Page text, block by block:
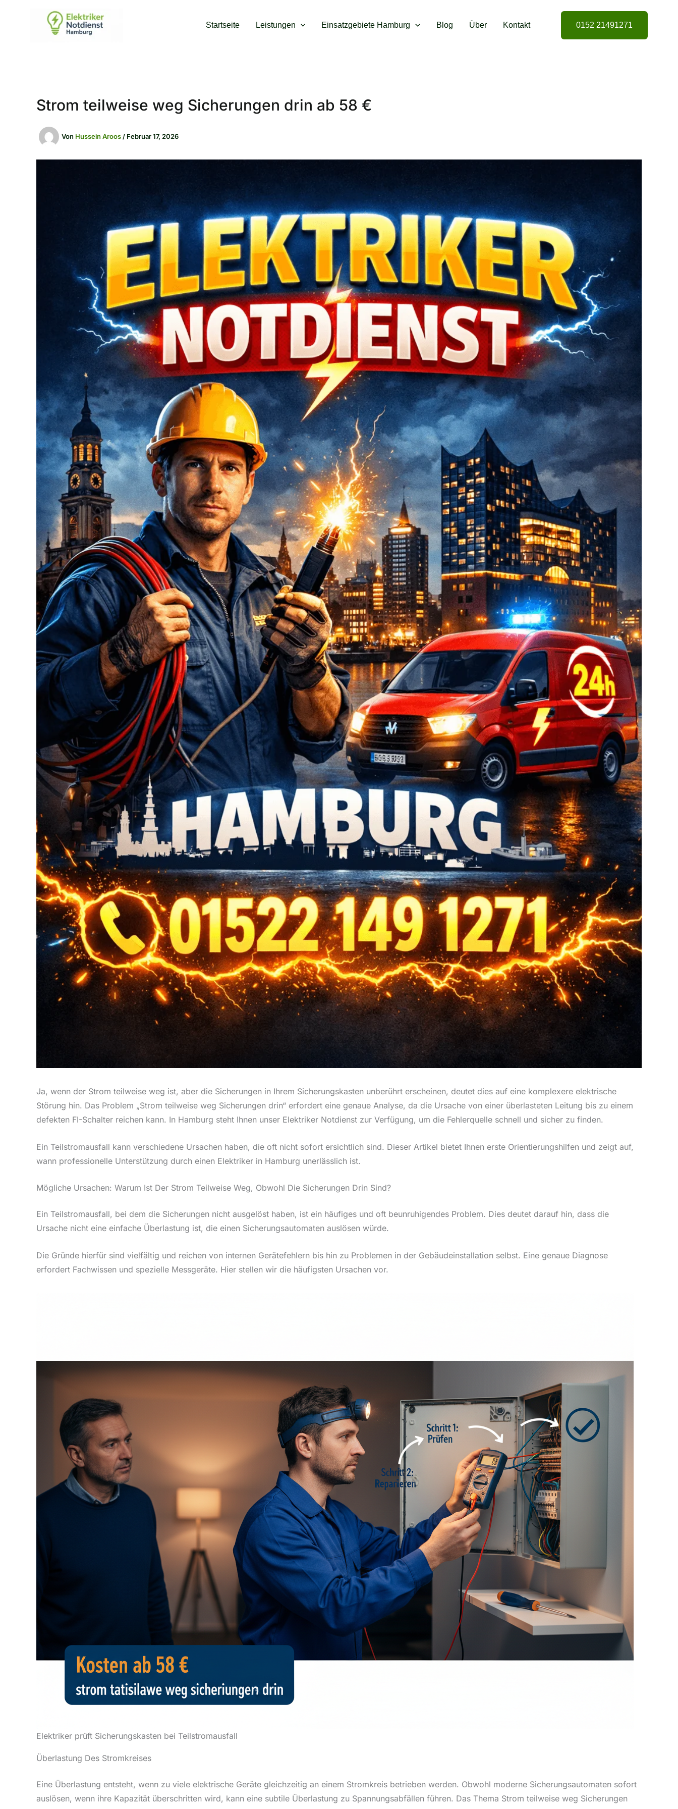
Startseite Leistungen Einsatzgebiete Hamburg Blog Über Kontakt 0152 21491271
Strom teilweise weg Sicherungen drin ab 58 €
Von Hussein Aroos / Februar 17, 2026
Ja, wenn der Strom teilweise weg ist, aber die Sicherungen in Ihrem Sicherungskasten unberührt erscheinen, deutet dies auf eine komplexere elektrische
Störung hin. Das Problem „Strom teilweise weg Sicherungen drin“ erfordert eine genaue Analyse, da die Ursache von einer überlasteten Leitung bis zu einem
defekten FI-Schalter reichen kann. In Hamburg steht Ihnen unser Elektriker Notdienst zur Verfügung, um die Fehlerquelle schnell und sicher zu finden.
Ein Teilstromausfall kann verschiedene Ursachen haben, die oft nicht sofort ersichtlich sind. Dieser Artikel bietet Ihnen erste Orientierungshilfen und zeigt auf,
wann professionelle Unterstützung durch einen Elektriker in Hamburg unerlässlich ist.
Mögliche Ursachen: Warum Ist Der Strom Teilweise Weg, Obwohl Die Sicherungen Drin Sind?
Ein Teilstromausfall, bei dem die Sicherungen nicht ausgelöst haben, ist ein häufiges und oft beunruhigendes Problem. Dies deutet darauf hin, dass die
Ursache nicht eine einfache Überlastung ist, die einen Sicherungsautomaten auslösen würde.
Die Gründe hierfür sind vielfältig und reichen von internen Gerätefehlern bis hin zu Problemen in der Gebäudeinstallation selbst. Eine genaue Diagnose
erfordert Fachwissen und spezielle Messgeräte. Hier stellen wir die häufigsten Ursachen vor.
Elektriker prüft Sicherungskasten bei Teilstromausfall
Überlastung Des Stromkreises
Eine Überlastung entsteht, wenn zu viele elektrische Geräte gleichzeitig an einem Stromkreis betrieben werden. Obwohl moderne Sicherungsautomaten sofort
auslösen, wenn ihre Kapazität überschritten wird, kann eine subtile Überlastung zu Spannungsabfällen führen. Das Thema Strom teilweise weg Sicherungen